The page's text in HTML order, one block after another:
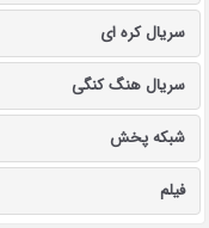
سریال کره ای
سریال هنگ کنگی
شبکه پخش
فیلم